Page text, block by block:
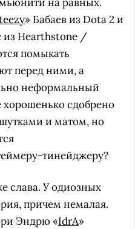
» Бабаев из Dota 2 и
из Hearthstone /
помыкать
перед ними, а
неформальный
хорошенько сдобрено
и матом, но
тинейджеру?
слава. У одиозных
причем немалая.
Эндрю «IdrA»